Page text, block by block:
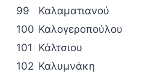
99
Καλαματιανού
100 Καλογεροπούλου
101
Κάλτσιου
102 Καλυμνάκη